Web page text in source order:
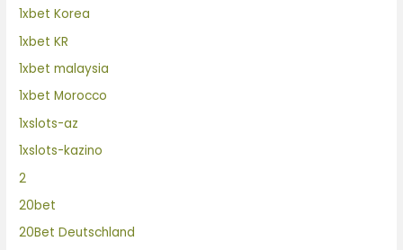
1xbet Korea
1xbet KR
1xbet malaysia
1xbet Morocco
1xslots-az
1xslots-kazino
2
20bet
20Bet Deutschland